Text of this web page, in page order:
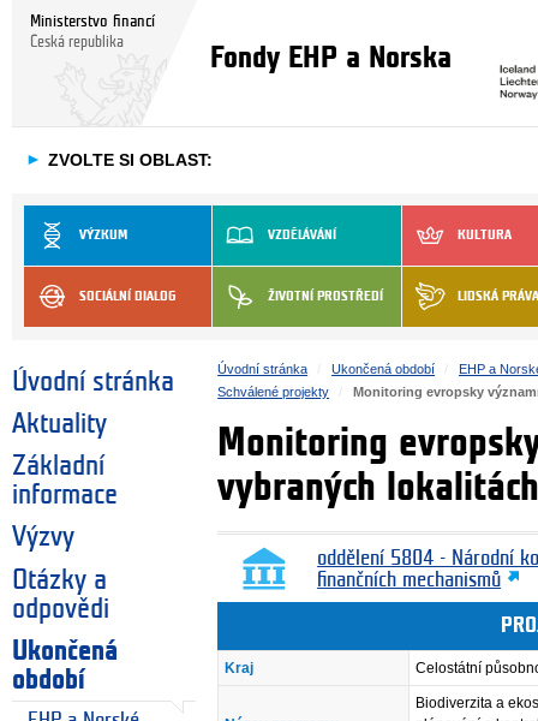
Ministerstvo financí
Česká republika
Fondy EHP a Norska
► ZVOLTE SI OBLAST:
VÝZKUM VZDĚLÁVÁNÍ KULTURA
SOCIÁLNÍ DIALOG ŽIVOTNÍ PROSTŘEDÍ LIDSKÁ PRÁVA
Úvodní stránka
Aktuality
Základní
informace
Výzvy
Otázky a
odpovědi
Ukončená
období
Úvodní stránka Ukončená období
EHP a
Schválené projekty
Monitoring evropsky
Monitoring
vybraných
oddělení 5804 - Národní
finančních mechanismů
Kraj Celostátní
Biodiverzita a